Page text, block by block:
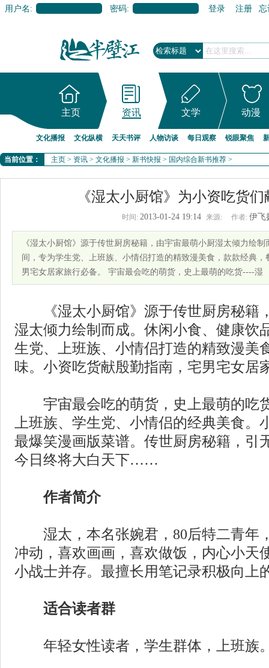
用户名: 密码: 登录 注册 忘
主页 资讯 文学 动漫
文化播报 文化纵横 天天书评 人物访谈 每日观察 锐眼聚焦
当前位置： 主页 > 资讯 > 文化播报 > 新书快报 > 国内综合新书推荐 >
《湿太小厨馆》为小资吃货
时间: 2013-01-24 19:14 来源: 作者: 伊
《湿太小厨馆》源于传世厨房秘籍，由宇宙最萌小厨湿太倾力绘
间，专为学生党、上班族、小情侣打造的精致漫美食，款款经典
男宅女居家旅行必备。 宇宙最会吃的萌货，史上最萌的吃货----湿
《湿太小厨馆》源于传世厨房秘籍
湿太倾力绘制而成。休闲小食、健康饮
生党、上班族、小情侣打造的精致漫美
味。小资吃货献殷勤指南，宅男宅女居
宇宙最会吃的萌货，史上最萌的吃
上班族、学生党、小情侣的经典美食。
最爆笑漫画版菜谱。传世厨房秘籍，引
今日终将大白天下……
作者简介
湿太，本名张婉君，80后特二青年
冲动，喜欢画画，喜欢做饭，内心小天
小战士并存。最擅长用笔记录积极向上
适合读者群
年轻女性读者，学生群体，上班族